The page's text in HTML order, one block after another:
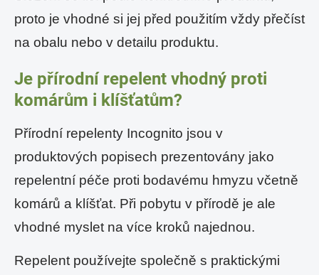
proto je vhodné si jej před použitím vždy přečíst
na obalu nebo v detailu produktu.
Je přírodní repelent vhodný proti
komárům i klíšťatům?
Přírodní repelenty Incognito jsou v
produktových popisech prezentovány jako
repelentní péče proti bodavému hmyzu včetně
komárů a klíšťat. Při pobytu v přírodě je ale
vhodné myslet na více kroků najednou.
Repelent používejte společně s praktickými